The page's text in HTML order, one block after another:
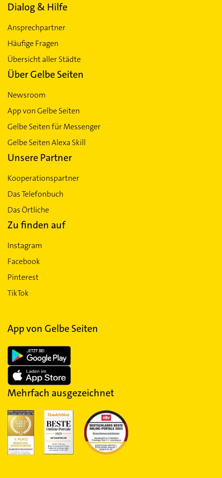
Dialog & Hilfe
Ansprechpartner
Häufige Fragen
Übersicht aller Städte
Über Gelbe Seiten
Newsroom
App von Gelbe Seiten
Gelbe Seiten für Messenger
Gelbe Seiten Alexa Skill
Unsere Partner
Kooperationspartner
Das Telefonbuch
Das Örtliche
Zu finden auf
Instagram
Facebook
Pinterest
TikTok
App von Gelbe Seiten
Mehrfach ausgezeichnet